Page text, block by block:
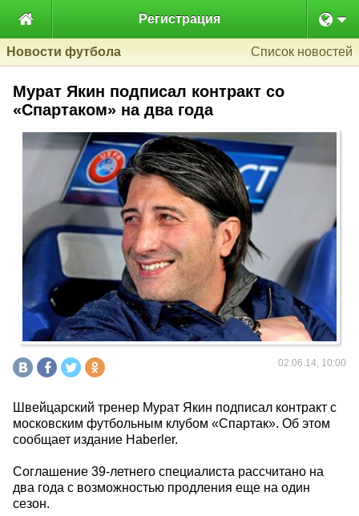
 Регистрация
Новости футбола Список новостей
Мурат Якин подписал контракт со
«Спартаком» на два года
02.06.14, 10:00
Швейцарский тренер Мурат Якин подписал контракт с
московским футбольным клубом «Спартак». Об этом
сообщает издание Haberler.
Соглашение 39-летнего специалиста рассчитано на
два года с возможностью продления еще на один
сезон.